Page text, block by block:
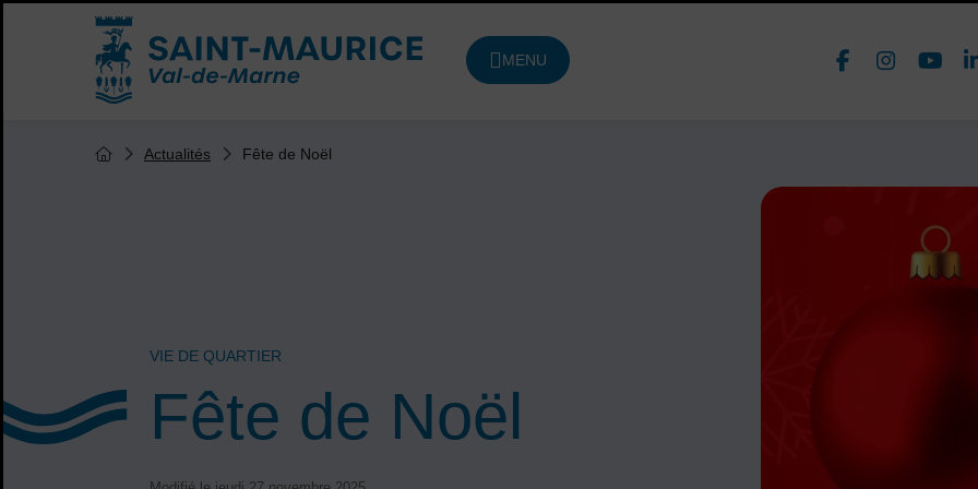
Accueil ville de Saint-Maurice
MENU
DE NAVIGATION PRINCIPALE Nous
Fête de Noël
VIE DE QUARTIER
Vous êtes ici :
Page d'accueil du site
Actualités Fête de Noël